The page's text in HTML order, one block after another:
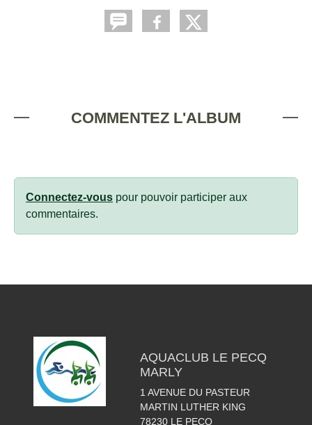
COMMENTEZ L'ALBUM
Connectez-vous pour pouvoir participer aux
commentaires.
AQUACLUB LE PECQ
MARLY
1 AVENUE DU PASTEUR
MARTIN LUTHER KING
78230 LE PECQ